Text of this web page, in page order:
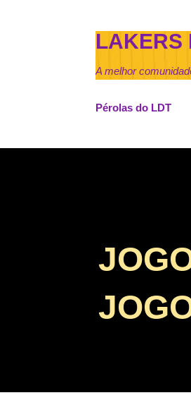
LAKERS
A melhor
Pérolas do LDT